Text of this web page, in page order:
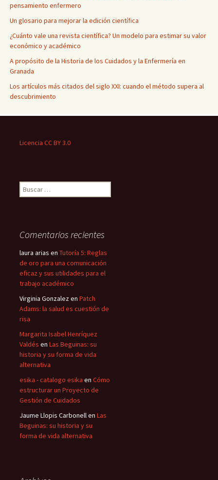
pensamiento enfermero
Un glosario para mejorar la edición científica
¿Cuánto vale una revista científica? Un modelo para estimar su valor
económico y académico
A propósito de la Historia de los Cuidados y la Enfermería en
Granada
Los artículos más citados del siglo XXI: cuando el método supera al
descubrimiento
Licencia CC BY 3.0
Buscar:
Comentarios recientes
laura arias en Tutoría 5: Reglas
de oro para una comunicación
eficaz y sus utilidades para el
trabajo académico
Virginia Gonzalezen Patch
Adams: la salud es cuestión de
risa
Margarita Isabel Henríquez
Valdés en Las Beguinas: su
historia y su forma de vida
alternativa
esika - catalogo esika en Cómo
estructurar un Proyecto de
Gestión de Cuidados
Jaume Llopis Carbonellen Las
Beguinas: su historia y su
forma de vida alternativa